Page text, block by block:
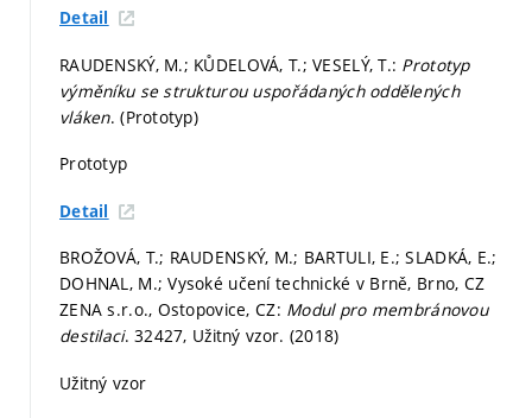
Detail
RAUDENSKÝ, M.; KŮDELOVÁ, T.; VESELÝ, T.: Prototyp
výměníku se strukturou uspořádaných oddělených
vláken. (Prototyp)
Prototyp
Detail
BROŽOVÁ, T.; RAUDENSKÝ, M.; BARTULI, E.; SLADKÁ, E.;
DOHNAL, M.; Vysoké učení technické v Brně, Brno, CZ
ZENA s.r.o., Ostopovice, CZ: Modul pro membránovou
destilaci. 32427, Užitný vzor. (2018)
Užitný vzor